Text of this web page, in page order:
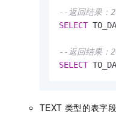
--返回结果：
SELECT
--返回结果：
SELECT
TEXT 类型的表字